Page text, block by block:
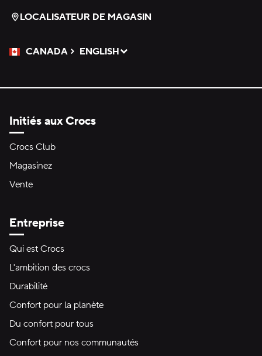
LOCALISATEUR DE MAGASIN
CANADA
Veuillez sélectionner une langue
ENGLISH
Sélectionné
Initiés aux Crocs
Crocs Club
Magasinez
Vente
Entreprise
Qui est Crocs
L'ambition des crocs
Durabilité
Confort pour la planète
Du confort pour tous
Confort pour nos communautés